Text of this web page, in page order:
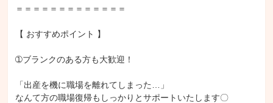
＝＝＝＝＝＝＝＝＝＝＝＝＝
【 おすすめポイント 】
➀ブランクのある方も大歓迎！
「出産を機に職場を離れてしまった…」
なんて方の職場復帰もしっかりとサポートいたします〇